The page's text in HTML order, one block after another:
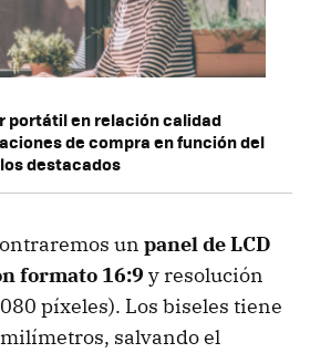
portátil en relación calidad
de compra en función del
destacados
un panel de LCD
formato 16:9 y resolución
píxeles). Los biseles tiene
salvando el